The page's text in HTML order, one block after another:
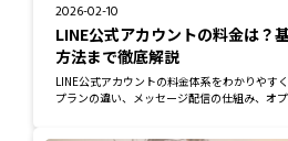
2026-02-10
LINE公式アカウントの料金は？
方法まで徹底解説
LINE公式アカウントの料金体系をわかりやす
プランの違い、メッセージ配信の仕組み、オ